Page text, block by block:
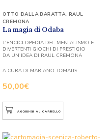
La magia di Odaba
50,00€
OTTO DALLA BARATTA,RAUL
CREMONA
L’ENCICLOPEDIA DEL MENTALISMO E
DIVERTENTI GIOCHI DI PRESTIGIO
DA UN’IDEA DI RAUL CREMONA
A CURA DI MARIANO TOMATIS
AGGIUNGI AL CARRELLO